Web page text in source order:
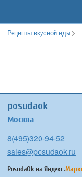
Рецепты вкусной еды
posudaok
Москва
8(495)320-94-52
sales@posudaok.ru
PosudaOk на Яндекс.